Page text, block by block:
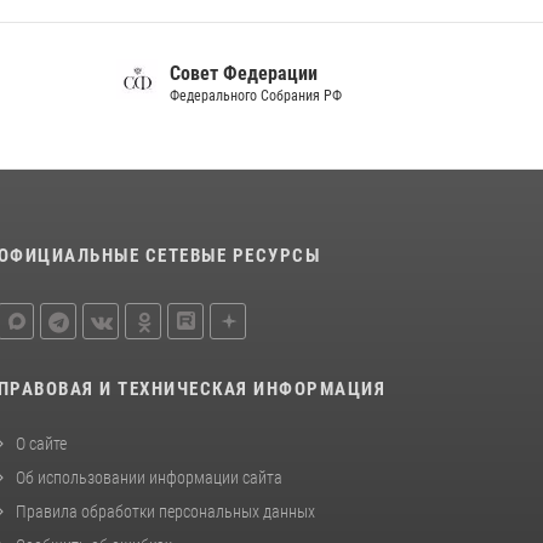
В Белгороде росгвардейцы проверяют
юбилейного чемпионата войск национальной
07 июля 2026, 16:59
Совет Федерации
Федерального Собрания РФ
СЕТЕВЫЕ РЕСУРСЫ
ПРАВОВАЯ И ТЕХНИЧЕСКАЯ ИНФОРМАЦИЯ
О сайте
Об использовании информации сайта
Правила обработки персональных данных